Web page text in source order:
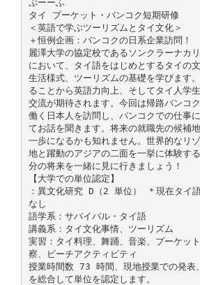
ぷーーふ
タイ プーケット・バンコク短期研修
＜英語で学ぶツーリズムとタイ文化＞
＋恒例企画：バンコクの日系企業訪問！
麗澤大学の協定校であるソンクラーナカ
において、タイ語をはじめとするタイの文
生活様式、ツーリズムの基礎を学びます
ることから英語力向上、そしてタイ人学
交流が期待されます。今回は帰路バンコ
働く日本人を訪問し、バンコクでの仕事
てお話を聞きます。将来の就職先の候補
一歩になるかも知れません。世界的なリ
地と躍動のアジアの二面を一挙に体験す
分の将来を一緒に見に行きましょう！
【大学での単位認定】
：異文化研究 D（2 単位） ＊現在タイ
なし
語学系：サバイバル・タイ語
講義系：タイ文化事情、ツーリズム
実習：タイ料理、舞踊、音楽、プーケッ
察、ビーチアクティビティ
授業時間数 73 時間、現地授業での発表
を総合して単位を認定します。